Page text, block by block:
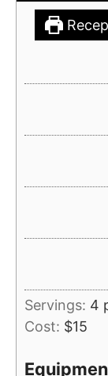
Servings: 4
Cost: $15